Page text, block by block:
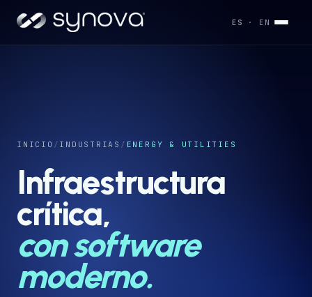
ES · EN
Industrias →
Desarrollos
Capacidades →
INICIO / INDUSTRIAS / ENERGY & UTILITIES
Infraestructura
crítica,
con software
moderno.